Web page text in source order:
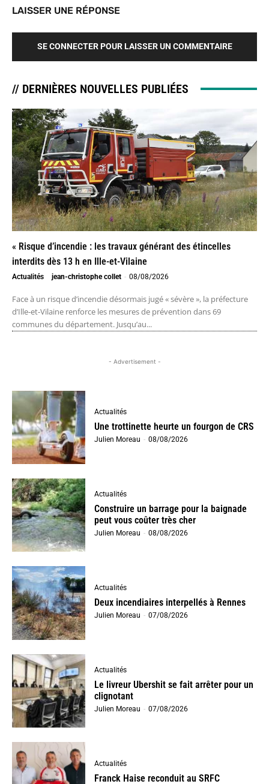
LAISSER UNE RÉPONSE
SE CONNECTER POUR LAISSER UN COMMENTAIRE
// DERNIÈRES NOUVELLES PUBLIÉES
« Risque d’incendie : les travaux générant des étincelles
interdits dès 13 h en Ille-et-Vilaine
Actualités jean-christophe collet - 08/08/2026
Face à un risque d’incendie désormais jugé « sévère », la préfecture
d’Ille-et-Vilaine renforce les mesures de prévention dans 69
communes du département. Jusqu’au...
- Advertisement -
Actualités
Une trottinette heurte un fourgon de CRS
Julien Moreau - 08/08/2026
Actualités
Construire un barrage pour la baignade
peut vous coûter très cher
Julien Moreau - 08/08/2026
Actualités
Deux incendiaires interpellés à Rennes
Julien Moreau - 07/08/2026
Actualités
Le livreur Ubershit se fait arrêter pour un
clignotant
Julien Moreau - 07/08/2026
Actualités
Franck Haise reconduit au SRFC